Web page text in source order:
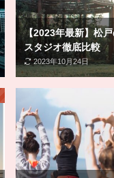
【2023年最新】松
スタジオ徹底比較
2023年10月24日